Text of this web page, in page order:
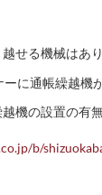
越せる機械はあ
に通帳繰越機
機の設置の有
b/